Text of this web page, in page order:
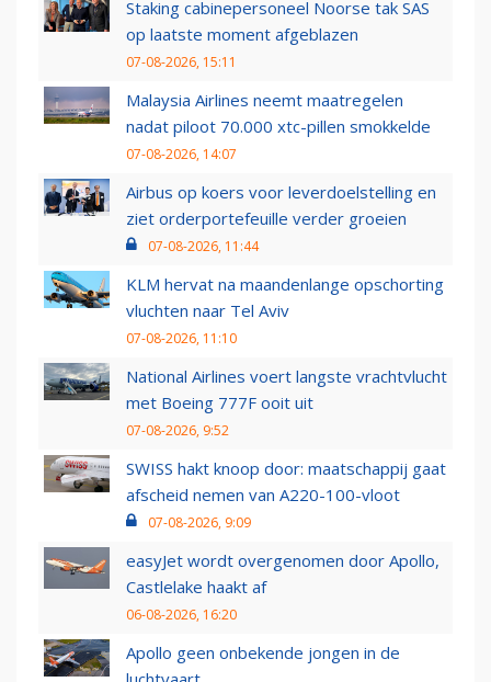
Staking cabinepersoneel Noorse tak SAS
op laatste moment afgeblazen
07-08-2026, 15:11
Malaysia Airlines neemt maatregelen
nadat piloot 70.000 xtc-pillen smokkelde
07-08-2026, 14:07
Airbus op koers voor leverdoelstelling en
ziet orderportefeuille verder groeien
07-08-2026, 11:44
KLM hervat na maandenlange opschorting
vluchten naar Tel Aviv
07-08-2026, 11:10
National Airlines voert langste vrachtvlucht
met Boeing 777F ooit uit
07-08-2026, 9:52
SWISS hakt knoop door: maatschappij gaat
afscheid nemen van A220-100-vloot
07-08-2026, 9:09
easyJet wordt overgenomen door Apollo,
Castlelake haakt af
06-08-2026, 16:20
Apollo geen onbekende jongen in de